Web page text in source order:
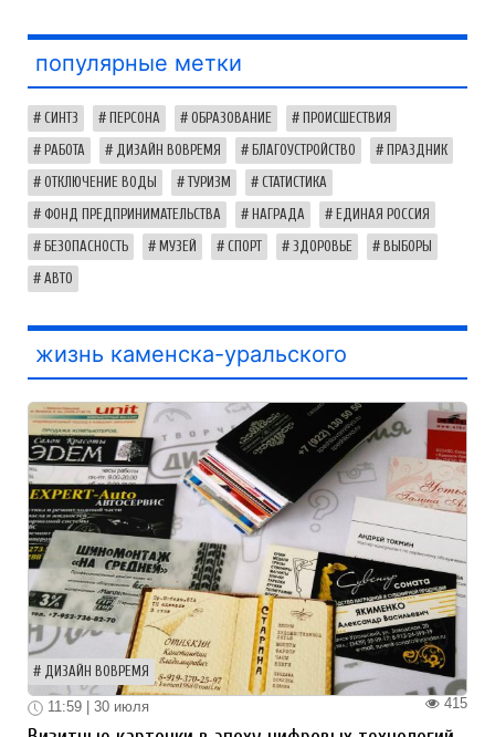
популярные метки
СИНТЗ ПЕРСОНА ОБРАЗОВАНИЕ ПРОИСШЕСТВИЯ
РАБОТА ДИЗАЙН ВОВРЕМЯ БЛАГОУСТРОЙСТВО ПРАЗДНИК
ОТКЛЮЧЕНИЕ ВОДЫ ТУРИЗМ СТАТИСТИКА
ФОНД ПРЕДПРИНИМАТЕЛЬСТВА НАГРАДА ЕДИНАЯ РОССИЯ
БЕЗОПАСНОСТЬ МУЗЕЙ СПОРТ ЗДОРОВЬЕ ВЫБОРЫ
АВТО
жизнь каменска-уральского
ДИЗАЙН ВОВРЕМЯ
415
11:59 | 30 июля